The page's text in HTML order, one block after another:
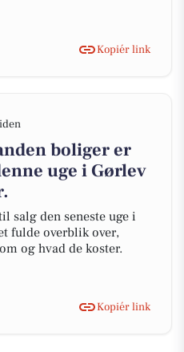
Kopiér link
boliger er
uge i Gørlev
salg den seneste uge i
fulde overblik over,
og hvad de koster.
Kopiér link